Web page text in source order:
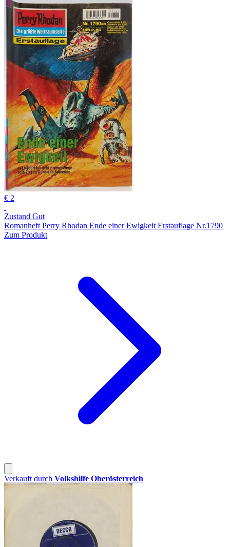
€ 2
Zustand Gut
Romanheft Perry Rhodan Ende einer Ewigkeit Erstauflage Nr.1790
Zum Produkt
Verkauft durch Volkshilfe Oberösterreich